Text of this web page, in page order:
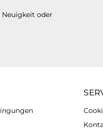
Neuigkeit oder